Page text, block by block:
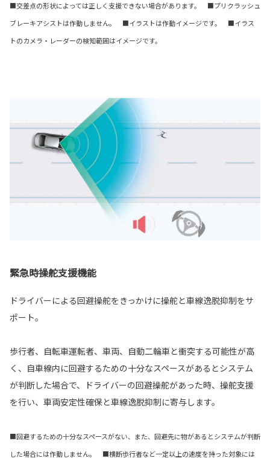
■交差点の形状によっては正しく支援できない場合があります。 ■プリクラッシュ
ブレーキアシストは作動しません。 ■イラストは作動イメージです。 ■イラス
トのカメラ・レーダーの検知範囲はイメージです。
緊急時操舵支援機能
ドライバーによる回避操舵をきっかけに操舵と車線逸脱抑制をサ
ポート。
歩行者、自転車運転者、車両、自動二輪車と衝突する可能性が高
く、自車線内に回避するための十分なスペースがあるとシステム
が判断した場合で、ドライバーの回避操舵があった時、操舵支援
を行い、車両安定性確保と車線逸脱抑制に寄与します。
■回避するための十分なスペースがない、また、回避先に物があるとシステムが判断
した場合には作動しません。 ■横断歩行者など一定以上の速度を持った対象には